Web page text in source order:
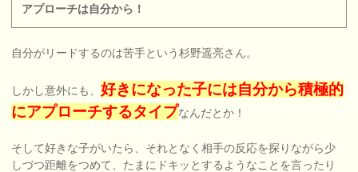
アプローチは自分から！
自分がリードするのは苦手という杉野遥亮さん。
しかし意外にも、好きになった子には自分から積極的
にアプローチするタイプなんだとか！
そして好きな子がいたら、それとなく相手の反応を探りながら少
しづつ距離をつめて、たまにドキッとするようなことを言ったり